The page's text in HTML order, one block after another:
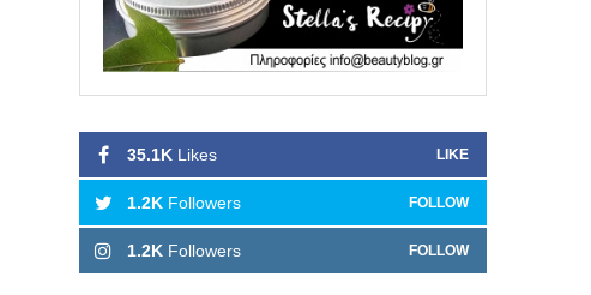
35.1K Likes LIKE
1.2K Followers FOLLOW
1.2K Followers FOLLOW